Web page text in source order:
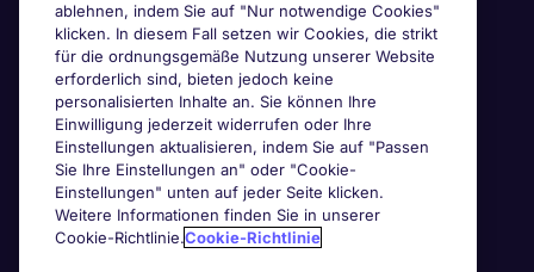
Awards & Zertifizierungen
ablehnen, indem Sie auf "Nur notwendige Cookies"
klicken. In diesem Fall setzen wir Cookies, die strikt
für die ordnungsgemäße Nutzung unserer Website
erforderlich sind, bieten jedoch keine
personalisierten Inhalte an. Sie können Ihre
Einwilligung jederzeit widerrufen oder Ihre
Einstellungen aktualisieren, indem Sie auf "Passen
Sie Ihre Einstellungen an" oder "Cookie-
Einstellungen" unten auf jeder Seite klicken.
Weitere Informationen finden Sie in unserer
Cookie-Richtlinie.Cookie-Richtlinie